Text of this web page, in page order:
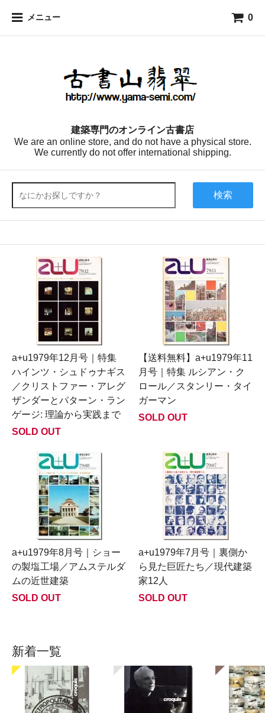
メニュー 0
建築専門のオンライン古書店
We are an online store, and do not have a physical store.
We currently do not offer international shipping.
検索
a+u1979年12月号｜特集
ハインツ・シュドゥナギス
／クリストファー・アレグ
ザンダーとパターン・ラン
ゲージ: 理論から実践まで
SOLD OUT
【送料無料】a+u1979年11
月号｜特集 ルシアン・ク
ロール／スタンリー・タイ
ガーマン
SOLD OUT
a+u1979年8月号｜ショー
の製塩工場／アムステルダ
ムの近世建築
SOLD OUT
a+u1979年7月号｜裏側か
ら見た巨匠たち／現代建築
家12人
SOLD OUT
新着一覧